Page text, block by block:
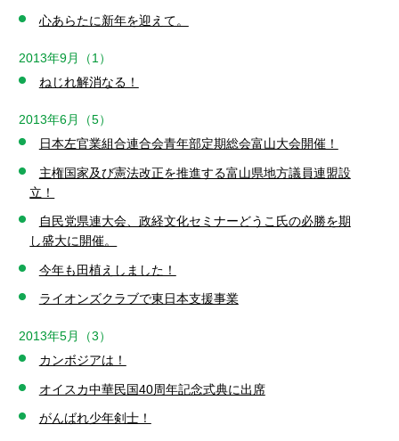
心あらたに新年を迎えて。
2013年9月（1）
ねじれ解消なる！
2013年6月（5）
日本左官業組合連合会青年部定期総会富山大会開催！
主権国家及び憲法改正を推進する富山県地方議員連盟設
立！
自民党県連大会、政経文化セミナーどうこ氏の必勝を期
し盛大に開催。
今年も田植えしました！
ライオンズクラブで東日本支援事業
2013年5月（3）
カンボジアは！
オイスカ中華民国40周年記念式典に出席
がんばれ少年剣士！